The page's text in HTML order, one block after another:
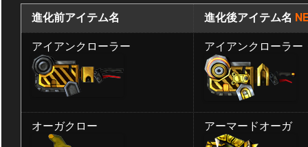
進化前アイテム名 進化後アイテム名
アイアンクローラー アイアンクローラー
オーガクロー アーマードオーガ